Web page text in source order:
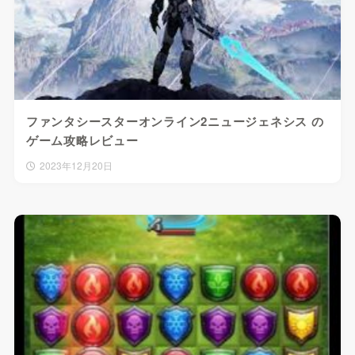
ファンタシースターオンライン2ニュージェネシス の
ゲーム攻略レビュー
2023年12月20日